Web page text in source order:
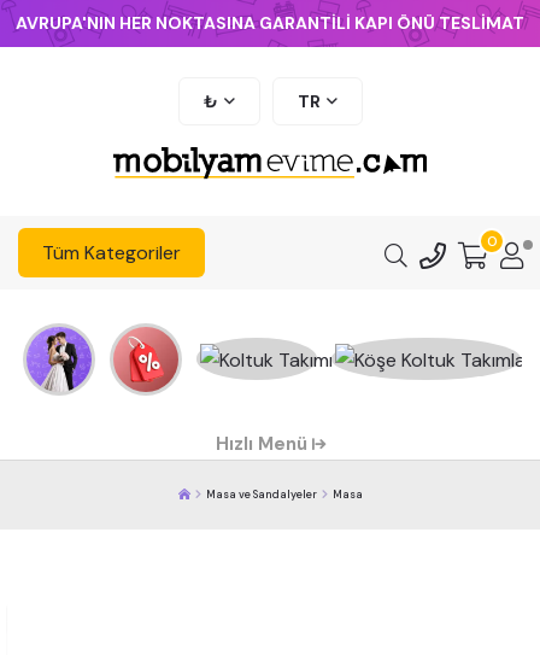
AVRUPA'NIN HER NOKTASINA GARANTİLİ KAPI ÖNÜ TESLİMAT
₺ TR
Tüm Kategoriler 0
Hızlı Menü
Masa ve Sandalyeler Masa